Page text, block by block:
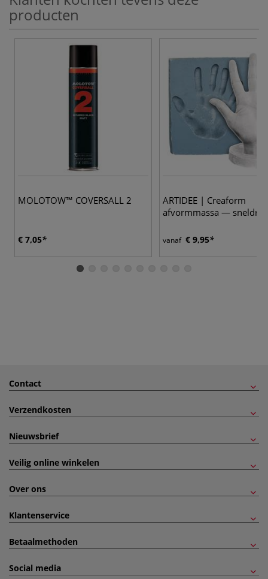
producten
MOLOTOW™ COVERSALL 2
€ 7,05
ARTIDEE | Creaform
afvormmassa —
vanaf € 9,95
Contact
Verzendkosten
Nieuwsbrief
Veilig online winkelen
Over ons
Klantenservice
Betaalmethoden
Social media